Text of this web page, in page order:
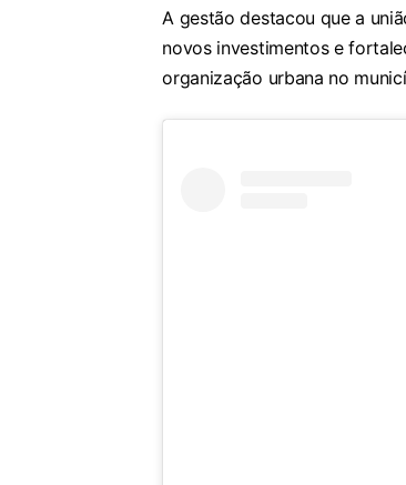
A gestão destacou que a
novos investimentos e
organização urbana no